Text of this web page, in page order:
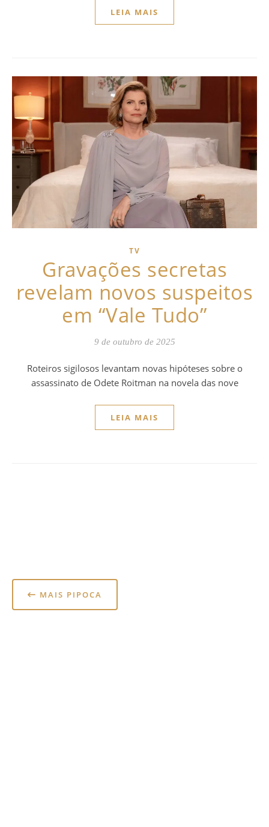
LEIA MAIS
TV
Gravações secretas
revelam novos suspeitos
em “Vale Tudo”
9 de outubro de 2025
Roteiros sigilosos levantam novas hipóteses sobre o
assassinato de Odete Roitman na novela das nove
LEIA MAIS
MAIS PIPOCA